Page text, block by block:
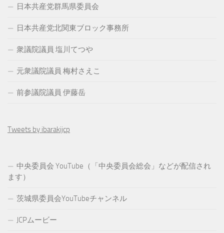
日本共産党群馬県委員会
日本共産党北関東ブロック事務所
衆議院議員 塩川てつや
元衆議院議員 梅村さえこ
前参議院議員 伊藤岳
Tweets by ibarakijcp
中央委員会 YouTube（「中央委員会総会」などが配信され
ます）
茨城県委員会YouTubeチャンネル
JCPムービー